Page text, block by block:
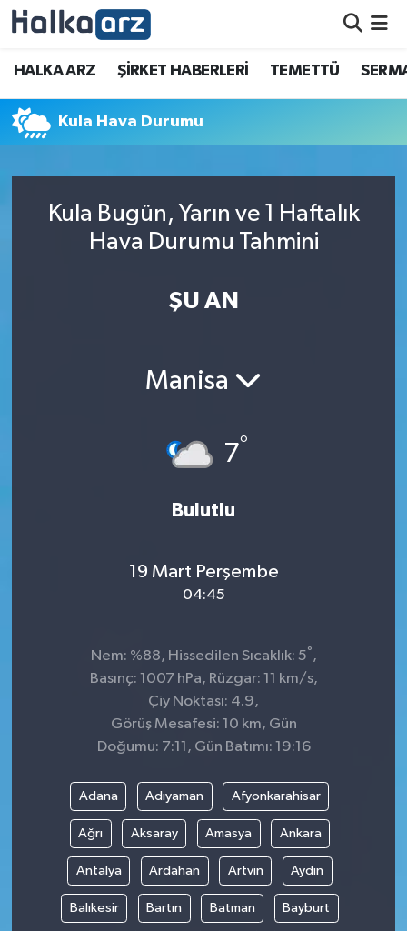
HALKA ARZ ŞİRKET HABERLERİ TEMETTÜ
Kula Hava Durumu
Kula Bugün, Yarın ve 1 Haftalık
Hava Durumu Tahmini
ŞU AN
Manisa
7°
Bulutlu
19 Mart Perşembe
04:45
Nem: %88, Hissedilen Sıcaklık: 5°,
Basınç: 1007 hPa, Rüzgar: 11 km/s,
Çiy Noktası: 4.9,
Görüş Mesafesi: 10 km, Gün
Doğumu: 7:11, Gün Batımı: 19:16
Adana Adıyaman Afyonkarahisar
Ağrı Aksaray Amasya Ankara
Antalya Ardahan Artvin Aydın
Balıkesir Bartın Batman Bayburt
HALKA ARZ
SERMAYE ARTIRIMI
TEMETTÜ
İletişim